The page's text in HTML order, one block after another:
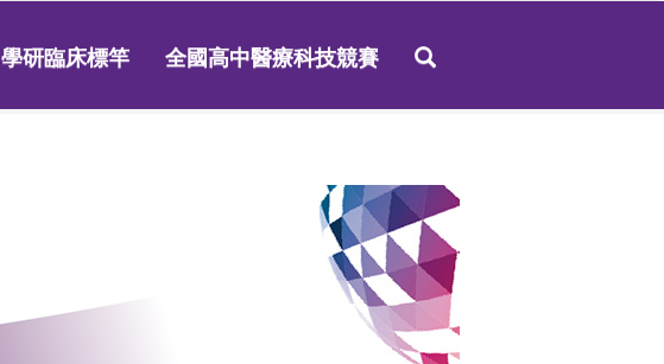
學研臨床標竿 全國高中醫療科技競賽